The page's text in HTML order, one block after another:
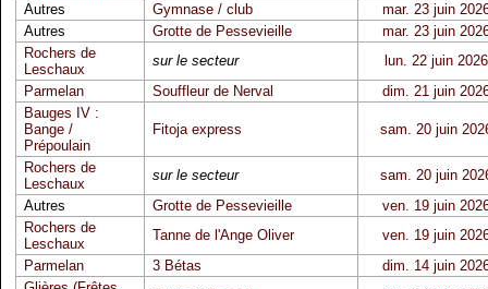
Autres Gymnase / club
mar. 23 juin
Autres
Grotte de Pessevieille
mar. 23 juin
Rochers de
Leschaux
sur le secteur
lun. 22 juin 2026
Parmelan
Souffleur de Nerval
dim. 21 juin
Bauges IV :
Bange /
Prépoulain
Fitoja express sam. 20 juin
Rochers de
Leschaux
sur le secteur
sam. 20 juin
Autres
Grotte de Pessevieille
ven. 19 juin
Rochers de
Leschaux
Tanne de l'Ange Oliver
ven. 19 juin
Parmelan
3 Bétas
dim. 14 juin